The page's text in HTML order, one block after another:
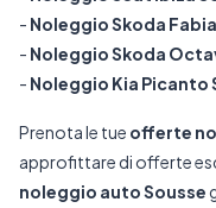
- Noleggio Skoda
- Noleggio Skoda
- Noleggio Kia Picanto
Prenota le tue offerte
approfittare di offerte
noleggio auto Sousse